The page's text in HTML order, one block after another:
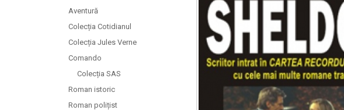
Aventură
Colecția Cotidianul
Colecția Jules Verne
Comando
Colecția SAS
Roman istoric
Roman polițist